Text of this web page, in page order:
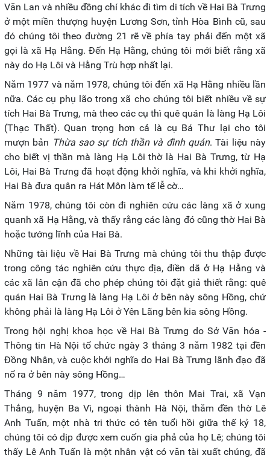
Văn Lan và nhiều đồng chí khác đi tìm di tích về Hai Bà Trưng
ở một miền thượng huyện Lương Sơn, tỉnh Hòa Bình cũ, sau
đó chúng tôi theo đường 21 rẽ về phía tay phải đến một xã
gọi là xã Hạ Hằng. Đến Hạ Hằng, chúng tôi mới biết rằng xã
này do Hạ Lôi và Hằng Trù hợp nhất lại.
Năm 1977 và năm 1978, chúng tôi đến xã Hạ Hằng nhiều lần
nữa. Các cụ phụ lão trong xã cho chúng tôi biết nhiều về sự
tích Hai Bà Trưng, mà theo các cụ thì quê quán là làng Hạ Lôi
(Thạc Thất). Quan trọng hơn cả là cụ Bá Thư lại cho tôi
mượn bản Thừa sao sự tích thần và đình quán. Tài liệu này
cho biết vị thần mà làng Hạ Lôi thờ là Hai Bà Trưng, từ Hạ
Lôi, Hai Bà Trưng đã hoạt động khởi nghĩa, và khi khởi nghĩa,
Hai Bà đưa quân ra Hát Môn làm tế lễ cờ…
Năm 1978, chúng tôi còn đi nghiên cứu các làng xã ở xung
quanh xã Hạ Hằng, và thấy rằng các làng đó cũng thờ Hai Bà
hoặc tướng lĩnh của Hai Bà.
Những tài liệu về Hai Bà Trưng mà chúng tôi thu thập được
trong công tác nghiên cứu thực địa, điền dã ở Hạ Hằng và
các xã lân cận đã cho phép chúng tôi đặt giả thiết rằng: quê
quán Hai Bà Trưng là làng Hạ Lôi ở bên này sông Hồng, chứ
không phải là làng Hạ Lôi ở Yên Lãng bên kia sông Hồng.
Trong hội nghị khoa học về Hai Bà Trưng do Sở Văn hóa -
Thông tin Hà Nội tổ chức ngày 3 tháng 3 năm 1982 tại đền
Đồng Nhân, và cuộc khởi nghĩa do Hai Bà Trưng lãnh đạo đã
nổ ra ở bên này sông Hồng…
Tháng 9 năm 1977, trong dịp lên thôn Mai Trai, xã Vạn
Thắng, huyện Ba Vì, ngoại thành Hà Nội, thăm đền thờ Lê
Anh Tuấn, một nhà tri thức có tên tuổi hồi giữa thế kỷ 18,
chúng tôi có dịp được xem cuốn gia phả của họ Lê; chúng tôi
thấy Lê Anh Tuấn là một nhân vật có văn tài xuất chúng, đã